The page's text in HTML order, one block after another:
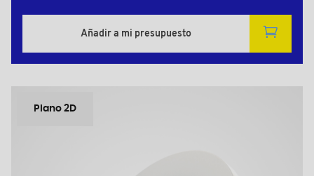
Añadir a mi presupuesto
Plano 2D